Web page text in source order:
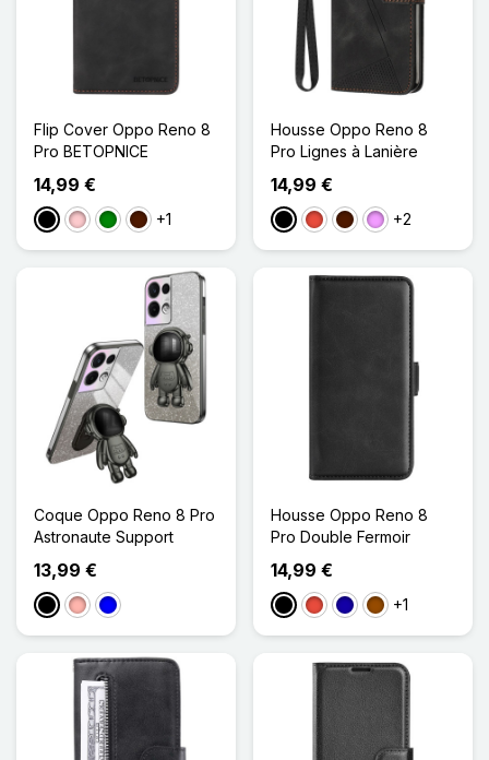
Flip Cover Oppo Reno 8
Pro BETOPNICE
14,99 €
NoirRoseVertMarron Foncé
+1
Housse Oppo Reno 8
Pro Lignes à Lanière
14,99 €
NoirRougeMarron Foncé
Violet Clair
+2
Coque Oppo Reno 8 Pro
Astronaute Support
13,99 €
NoirOr Rose
Bleu
Housse Oppo Reno 8
Pro Double Fermoir
14,99 €
NoirRougeBleu Foncé
Marron
+1